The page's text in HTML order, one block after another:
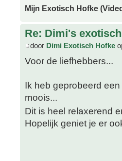
Mijn Exotisch Hofke
Re: Dimi's
door Dimi Exotisch Hofke
Voor de liefhebbers...
Ik heb geprobeerd
moois...
Dit is heel relaxerend
Hopelijk geniet je er